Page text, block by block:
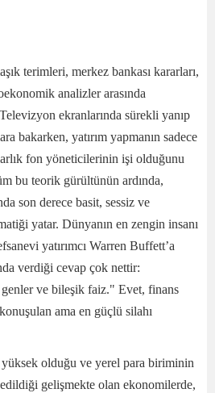
terimleri, merkez bankası kararları,
analizler arasında
ekranlarında sürekli yanıp
bakarken, yatırım yapmanın sadece
fon yöneticilerinin işi olduğunu
bu teorik gürültünün ardında,
son derece basit, sessiz ve
yatar. Dünyanın en zengin insanı
yatırımcı Warren Buffett’a
verdiği cevap çok nettir:
ve bileşik faiz." Evet, finans
ama en güçlü silahı
olduğu ve yerel para biriminin
gelişmekte olan ekonomilerde,